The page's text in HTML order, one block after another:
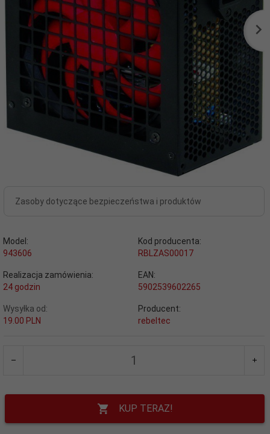
Zasoby dotyczące bezpieczeństwa i produktów
Model:
943606
Kod producenta:
RBLZAS00017
Realizacja zamówienia:
24 godzin
EAN:
5902539602265
Wysyłka od:
19.00 PLN
Producent:
rebeltec
KUP TERAZ!